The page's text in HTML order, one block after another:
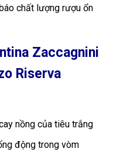
chất lượng rượu ổn
Zaccagnini
Riserva
nồng của tiêu trắng
động trong vòm